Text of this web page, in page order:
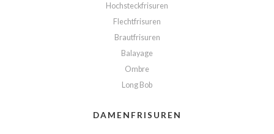
Hochsteckfrisuren
Flechtfrisuren
Brautfrisuren
Balayage
Ombre
Long Bob
DAMENFRISUREN